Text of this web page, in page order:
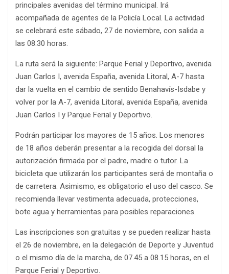
principales avenidas del término municipal. Irá
acompañada de agentes de la Policía Local. La actividad
se celebrará este sábado, 27 de noviembre, con salida a
las 08.30 horas.
La ruta será la siguiente: Parque Ferial y Deportivo, avenida
Juan Carlos I, avenida España, avenida Litoral, A-7 hasta
dar la vuelta en el cambio de sentido Benahavís-Isdabe y
volver por la A-7, avenida Litoral, avenida España, avenida
Juan Carlos I y Parque Ferial y Deportivo.
Podrán participar los mayores de 15 años. Los menores
de 18 años deberán presentar a la recogida del dorsal la
autorización firmada por el padre, madre o tutor. La
bicicleta que utilizarán los participantes será de montaña o
de carretera. Asimismo, es obligatorio el uso del casco. Se
recomienda llevar vestimenta adecuada, protecciones,
bote agua y herramientas para posibles reparaciones.
Las inscripciones son gratuitas y se pueden realizar hasta
el 26 de noviembre, en la delegación de Deporte y Juventud
o el mismo día de la marcha, de 07.45 a 08.15 horas, en el
Parque Ferial y Deportivo.